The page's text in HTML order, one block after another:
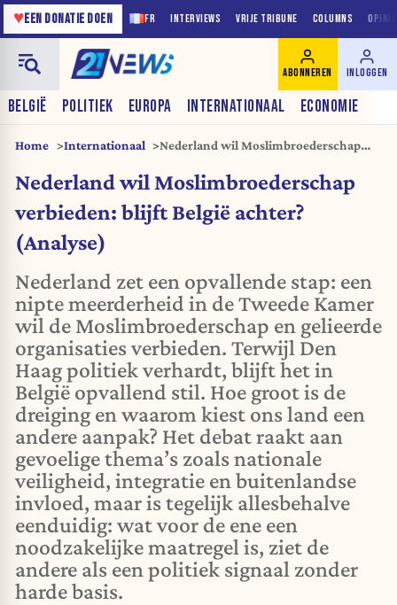
FR INTERVIEWS VRIJE TRIBUNE COLUMNS
♥EEN DONATIE DOEN
BELGIË POLITIEK EUROPA INTERNATIONAAL ECONOMIE
ABONNEREN INLOGGEN
Home Internationaal
Nederland wil Moslimbroederschap
(Analyse)
Nederland wil Moslimbroederschap
verbieden: blijft België achter?
(Analyse)
Nederland zet een opvallende stap: een
nipte meerderheid in de Tweede Kamer
wil de Moslimbroederschap en gelieerde
organisaties verbieden. Terwijl Den
Haag politiek verhardt, blijft het in
België opvallend stil. Hoe groot is de
dreiging en waarom kiest ons land een
andere aanpak? Het debat raakt aan
gevoelige thema’s zoals nationale
veiligheid, integratie en buitenlandse
invloed, maar is tegelijk allesbehalve
eenduidig: wat voor de ene een
noodzakelijke maatregel is, ziet de
andere als een politiek signaal zonder
harde basis.